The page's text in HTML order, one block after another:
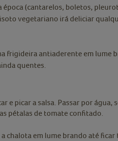
(cantarelos, boletos,
vegetariano irá deliciar
frigideira antiaderente em lume
quentes.
e picar a salsa. Passar por água,
pétalas de tomate confitado.
chalota em lume brando até ficar